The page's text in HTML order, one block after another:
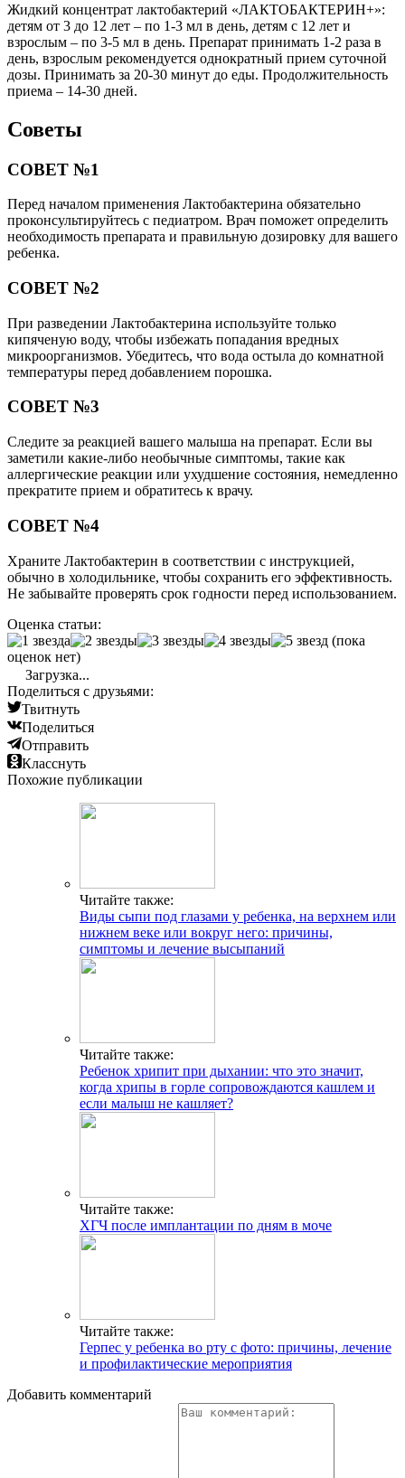
Жидкий концентрат лактобактерий «ЛАКТОБАКТЕРИН+»:
детям от 3 до 12 лет – по 1-3 мл в день, детям с 12 лет и
взрослым – по 3-5 мл в день. Препарат принимать 1-2 раза в
день, взрослым рекомендуется однократный прием суточной
дозы. Принимать за 20-30 минут до еды. Продолжительность
приема – 14-30 дней.
Советы
СОВЕТ №1
Перед началом применения Лактобактерина обязательно
проконсультируйтесь с педиатром. Врач поможет определить
необходимость препарата и правильную дозировку для вашего
ребенка.
СОВЕТ №2
При разведении Лактобактерина используйте только
кипяченую воду, чтобы избежать попадания вредных
микроорганизмов. Убедитесь, что вода остыла до комнатной
температуры перед добавлением порошка.
СОВЕТ №3
Следите за реакцией вашего малыша на препарат. Если вы
заметили какие-либо необычные симптомы, такие как
аллергические реакции или ухудшение состояния, немедленно
прекратите прием и обратитесь к врачу.
СОВЕТ №4
Храните Лактобактерин в соответствии с инструкцией,
обычно в холодильнике, чтобы сохранить его эффективность.
Не забывайте проверять срок годности перед использованием.
Оценка статьи:
(пока
оценок нет)
Загрузка...
Поделиться с друзьями:
Твитнуть
Поделиться
Отправить
Класснуть
Похожие публикации
Читайте также:
Виды сыпи под глазами у ребенка, на верхнем или
нижнем веке или вокруг него: причины,
симптомы и лечение высыпаний
Читайте также:
Ребенок хрипит при дыхании: что это значит,
когда хрипы в горле сопровождаются кашлем и
если малыш не кашляет?
Читайте также:
ХГЧ после имплантации по дням в моче
Читайте также:
Герпес у ребенка во рту с фото: причины, лечение
и профилактические мероприятия
Добавить комментарий